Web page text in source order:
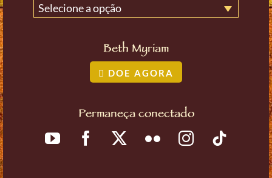
Selecione a opção
Beth Myriam
DOE AGORA
Permaneça conectado